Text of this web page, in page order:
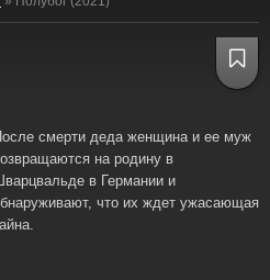
смерти деда женщина и ее муж
на родину в
в Германии и
что их ждет ужасающая